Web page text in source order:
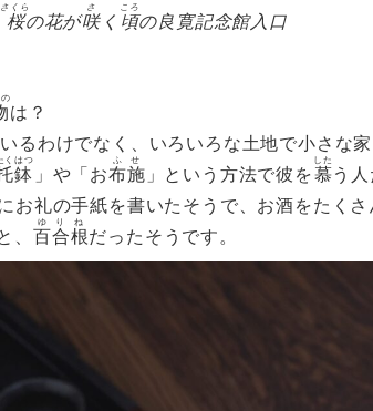
桜
さくら
の花が咲
さ
く 頃
ころ
の良寛記念館入口
の
は？
るわけでなく、いろいろな土地で小さな
鉢
くはつ
」や「お布施
ふせ
」という方法で彼を慕
した
う
お礼の手紙を書いたそうで、お酒をたくさ
、 百合根
ゆりね
だったそうです。